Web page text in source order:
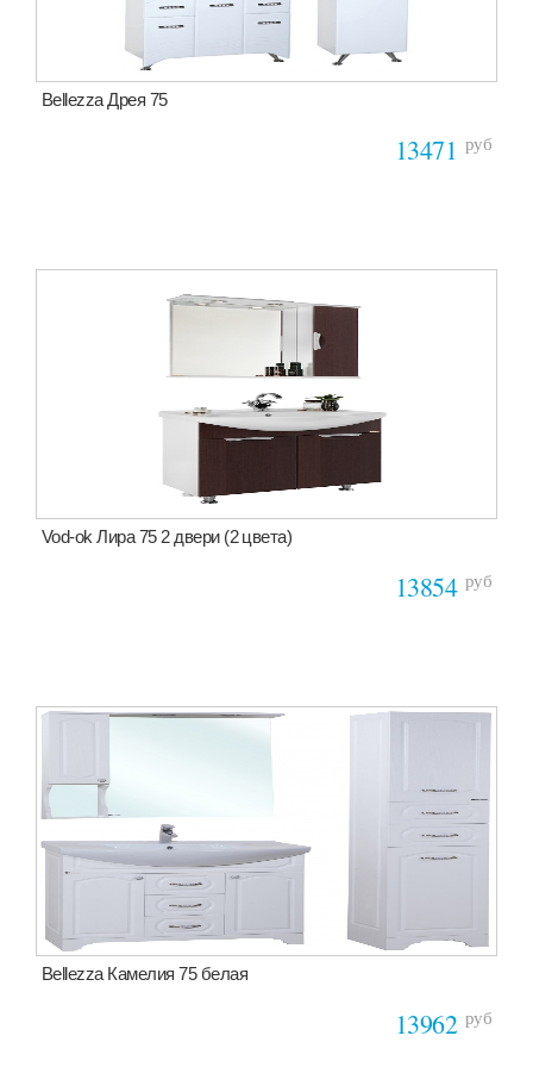
Bellezza Дрея 75
13471 руб
Vod-ok Лира 75 2 двери (2 цвета)
13854 руб
Bellezza Камелия 75 белая
13962 руб